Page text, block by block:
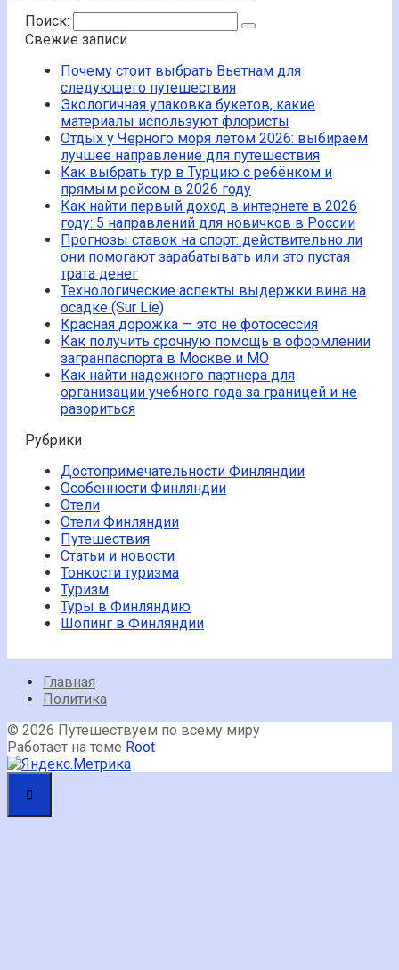
Поиск:
Свежие записи
Почему стоит выбрать Вьетнам для
следующего путешествия
Экологичная упаковка букетов, какие
материалы используют флористы
Отдых у Черного моря летом 2026: выбираем
лучшее направление для путешествия
Как выбрать тур в Турцию с ребёнком и
прямым рейсом в 2026 году
Как найти первый доход в интернете в 2026
году: 5 направлений для новичков в России
Прогнозы ставок на спорт: действительно ли
они помогают зарабатывать или это пустая
трата денег
Технологические аспекты выдержки вина на
осадке (Sur Lie)
Красная дорожка — это не фотосессия
Как получить срочную помощь в оформлении
загранпаспорта в Москве и МО
Как найти надежного партнера для
организации учебного года за границей и не
разориться
Рубрики
Достопримечательности Финляндии
Особенности Финляндии
Отели
Отели Финляндии
Путешествия
Статьи и новости
Тонкости туризма
Туризм
Туры в Финляндию
Шопинг в Финляндии
Главная
Политика
© 2026 Путешествуем по всему миру
Работает на теме Root